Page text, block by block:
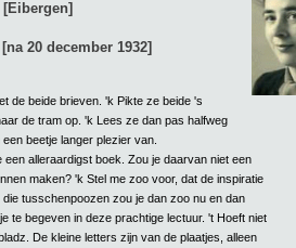
20 december 1932]
de beide brieven. 'k Pikte ze beide 's
de tram op. 'k Lees ze dan pas halfweg
beetje langer plezier van.
een alleraardigst boek. Zou je daarvan niet een
maken? 'k Stel me zoo voor, dat de inspiratie
tusschenpoozen zou je dan zoo nu en dan
te begeven in deze prachtige lectuur. 't Hoeft niet
De kleine letters zijn van de plaatjes, alleen